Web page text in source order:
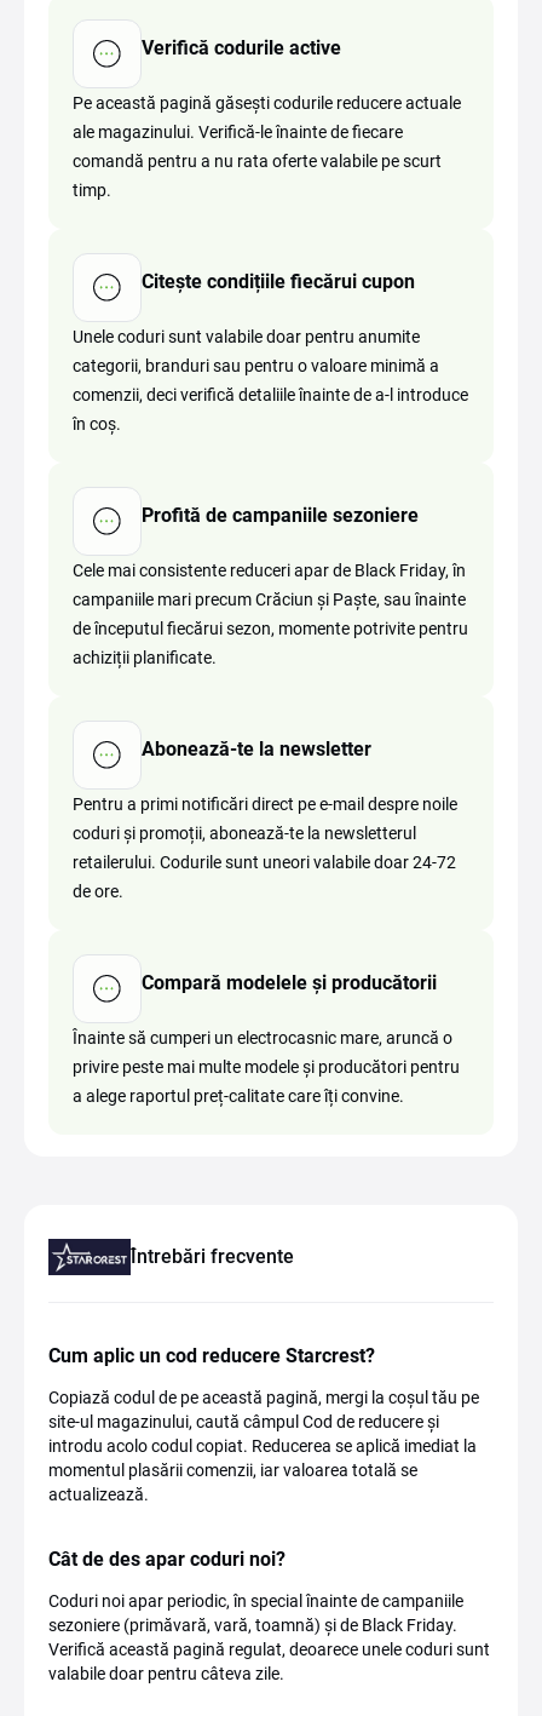
Verifică codurile active
Pe această pagină găsești codurile reducere actuale
ale magazinului. Verifică-le înainte de fiecare
comandă pentru a nu rata oferte valabile pe scurt
timp.
Citește condițiile fiecărui cupon
Unele coduri sunt valabile doar pentru anumite
categorii, branduri sau pentru o valoare minimă a
comenzii, deci verifică detaliile înainte de a-l introduce
în coș.
Profită de campaniile sezoniere
Cele mai consistente reduceri apar de Black Friday, în
campaniile mari precum Crăciun și Paște, sau înainte
de începutul fiecărui sezon, momente potrivite pentru
achiziții planificate.
Abonează-te la newsletter
Pentru a primi notificări direct pe e-mail despre noile
coduri și promoții, abonează-te la newsletterul
retailerului. Codurile sunt uneori valabile doar 24-72
de ore.
Compară modelele și producătorii
Înainte să cumperi un electrocasnic mare, aruncă o
privire peste mai multe modele și producători pentru
a alege raportul preț-calitate care îți convine.
Întrebări frecvente
Cum aplic un cod reducere Starcrest?
Copiază codul de pe această pagină, mergi la coșul tău pe
site-ul magazinului, caută câmpul Cod de reducere și
introdu acolo codul copiat. Reducerea se aplică imediat la
momentul plasării comenzii, iar valoarea totală se
actualizează.
Cât de des apar coduri noi?
Coduri noi apar periodic, în special înainte de campaniile
sezoniere (primăvară, vară, toamnă) și de Black Friday.
Verifică această pagină regulat, deoarece unele coduri sunt
valabile doar pentru câteva zile.